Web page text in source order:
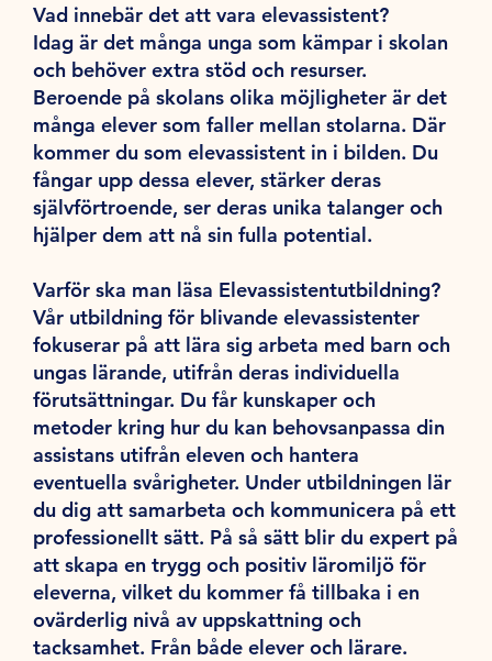
Vad innebär det att vara elevassistent?
Idag är det många unga som kämpar i skolan
och behöver extra stöd och resurser.
Beroende på skolans olika möjligheter är det
många elever som faller mellan stolarna. Där
kommer du som elevassistent in i bilden. Du
fångar upp dessa elever, stärker deras
självförtroende, ser deras unika talanger och
hjälper dem att nå sin fulla potential.
Varför ska man läsa Elevassistentutbildning?
Vår utbildning för blivande elevassistenter
fokuserar på att lära sig arbeta med barn och
ungas lärande, utifrån deras individuella
förutsättningar. Du får kunskaper och
metoder kring hur du kan behovsanpassa din
assistans utifrån eleven och hantera
eventuella svårigheter. Under utbildningen lär
du dig att samarbeta och kommunicera på ett
professionellt sätt. På så sätt blir du expert på
att skapa en trygg och positiv läromiljö för
eleverna, vilket du kommer få tillbaka i en
ovärderlig nivå av uppskattning och
tacksamhet. Från både elever och lärare.